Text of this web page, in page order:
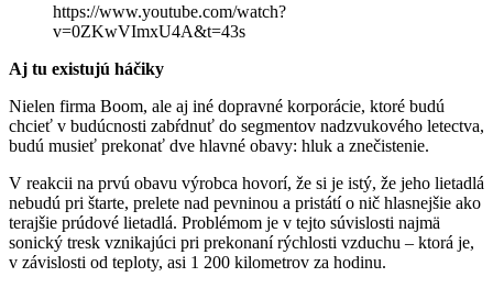
https://www.youtube.com/watch?
v=0ZKwVImxU4A&t=43s
Aj tu existujú háčiky
Nielen firma Boom, ale aj iné dopravné korporácie, ktoré budú
chcieť v budúcnosti zabŕdnuť do segmentov nadzvukového letectva,
budú musieť prekonať dve hlavné obavy: hluk a znečistenie.
V reakcii na prvú obavu výrobca hovorí, že si je istý, že jeho lietadlá
nebudú pri štarte, prelete nad pevninou a pristátí o nič hlasnejšie ako
terajšie prúdové lietadlá. Problémom je v tejto súvislosti najmä
sonický tresk vznikajúci pri prekonaní rýchlosti vzduchu – ktorá je,
v závislosti od teploty, asi 1 200 kilometrov za hodinu.